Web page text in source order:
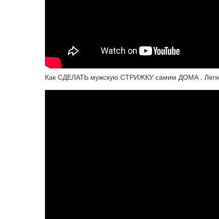
Как СДЕЛАТЬ мужскую СТРИЖКУ самим ДОМА .